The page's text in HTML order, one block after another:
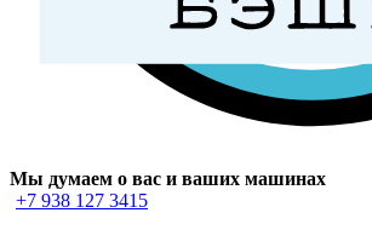
Мы думаем о вас и ваших машинах
+7 938 127 3415